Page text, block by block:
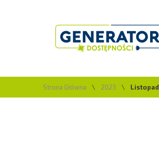
Strona Główna \ 2023 \ Listopad